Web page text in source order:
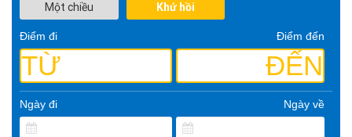
Một chiều Khứ hồi
Điểm đi Điểm đến
TỪ ĐẾN
Ngày đi Ngày về